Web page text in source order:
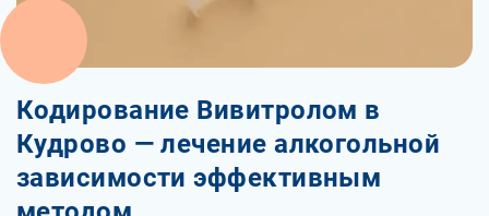
Кодирование Вивитролом в
Кудрово — лечение алкогольной
зависимости эффективным